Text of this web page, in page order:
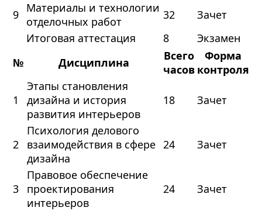
9 Материалы и технологии
отделочных работ
32
Зачет
Итоговая аттестация
8
Экзамен
№
Дисциплина
Всего
часов
Форма
контроля
1
Этапы становления
дизайна и история
развития интерьеров
18 Зачет
2
Психология делового
взаимодействия в сфере
дизайна
24 Зачет
3
Правовое обеспечение
проектирования
интерьеров
24 Зачет